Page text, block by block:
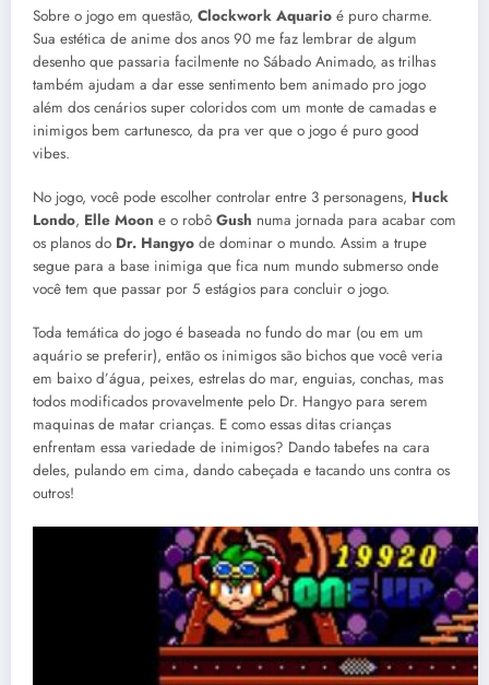
Sobre o jogo em questão, Clockwork Aquario é puro charme.
Sua estética de anime dos anos 90 me faz lembrar de algum
desenho que passaria facilmente no Sábado Animado, as trilhas
também ajudam a dar esse sentimento bem animado pro jogo
além dos cenários super coloridos com um monte de camadas e
inimigos bem cartunesco, da pra ver que o jogo é puro good
vibes.
No jogo, você pode escolher controlar entre 3 personagens, Huck
Londo, Elle Moon e o robô Gush numa jornada para acabar com
os planos do Dr. Hangyo de dominar o mundo. Assim a trupe
segue para a base inimiga que fica num mundo submerso onde
você tem que passar por 5 estágios para concluir o jogo.
Toda temática do jogo é baseada no fundo do mar (ou em um
aquário se preferir), então os inimigos são bichos que você veria
em baixo d’água, peixes, estrelas do mar, enguias, conchas, mas
todos modificados provavelmente pelo Dr. Hangyo para serem
maquinas de matar crianças. E como essas ditas crianças
enfrentam essa variedade de inimigos? Dando tabefes na cara
deles, pulando em cima, dando cabeçada e tacando uns contra os
outros!